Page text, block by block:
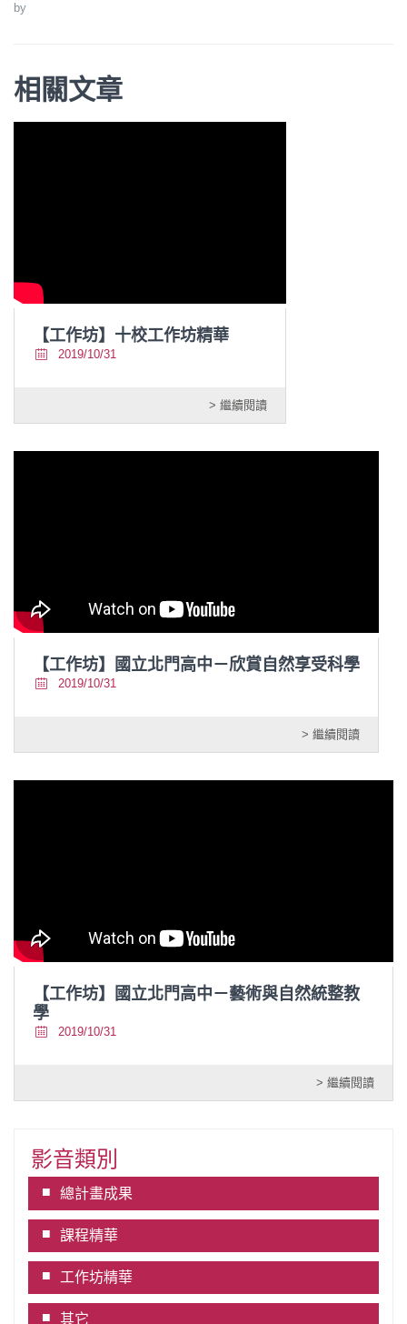
by
相關文章
【工作坊】十校工作坊精華
2019/10/31
> 繼續閱讀
【工作坊】國立北門高中－欣賞自然享受科學
2019/10/31
> 繼續閱讀
【工作坊】國立北門高中－藝術與自然統整教
學
2019/10/31
> 繼續閱讀
影音類別
總計畫成果
課程精華
工作坊精華
其它